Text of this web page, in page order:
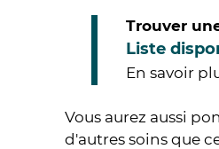
Trouver
Liste
En savoir
Vous aurez aussi
d'autres soins que